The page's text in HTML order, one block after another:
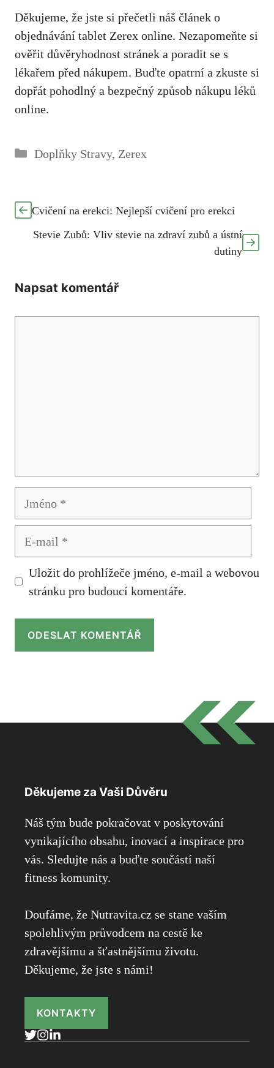
Děkujeme, že jste si přečetli náš článek o
objednávání tablet Zerex online. Nezapomeňte si
ověřit důvěryhodnost stránek a poradit se s
lékařem před nákupem. Buďte opatrní a zkuste si
dopřát pohodlný a bezpečný způsob nákupu léků
online.
Rubriky
Doplňky Stravy, Zerex
Cvičení na erekci: Nejlepší cvičení pro erekci
Stevie Zubů: Vliv stevie na zdraví zubů a ústní
dutiny
Napsat komentář
Jméno
Uložit do prohlížeče jméno, e-mail a webovou
stránku pro budoucí komentáře.
Děkujeme za Vaši Důvěru
Náš tým bude pokračovat v poskytování
vynikajícího obsahu, inovací a inspirace pro
vás. Sledujte nás a buďte součástí naší
fitness komunity.
Doufáme, že Nutravita.cz se stane vaším
spolehlivým průvodcem na cestě ke
zdravějšímu a šťastnějšímu životu.
Děkujeme, že jste s námi!
KONTAKTY